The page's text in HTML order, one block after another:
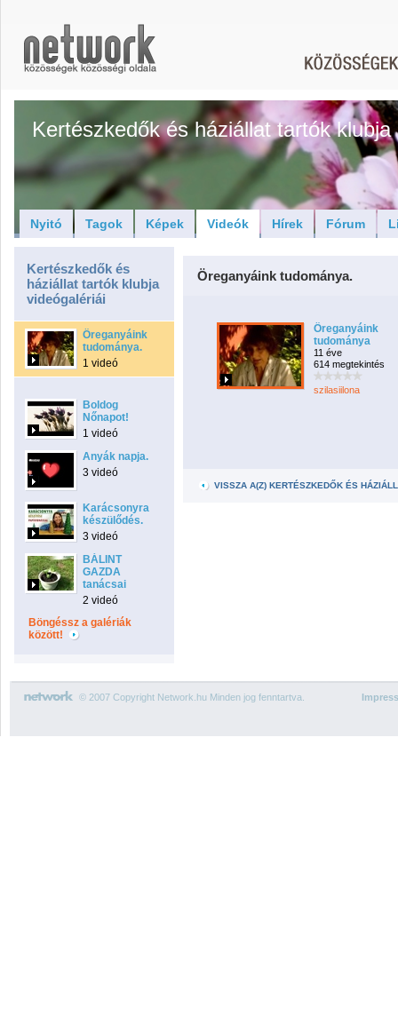
Kertészkedők és háziállat tartók klubja
Nyitó Tagok Képek Videók Hírek Fórum
Kertészkedők és
háziállat tartók klubja
videógalériái
Öreganyáink
tudománya.
1 videó
Boldog
Nőnapot!
1 videó
Anyák napja.
3 videó
Karácsonyra
készülődés.
3 videó
BÁLINT
GAZDA
tanácsai
2 videó
Böngéssz a galériák
között!
Öreganyáink tudománya.
Öreganyáink
tudománya
11 éve
614 megtekintés
szilasiilona
VISSZA A(Z) KERTÉSZKEDŐK ÉS
© 2007 Copyright Network.hu Minden jog fenntartva.